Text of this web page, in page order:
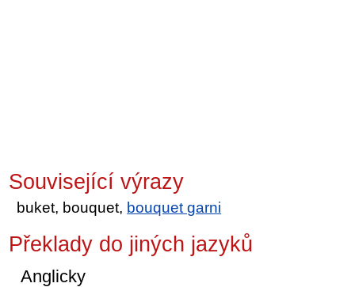
Související výrazy
buket, bouquet, bouquet garni
Překlady do jiných jazyků
Anglicky